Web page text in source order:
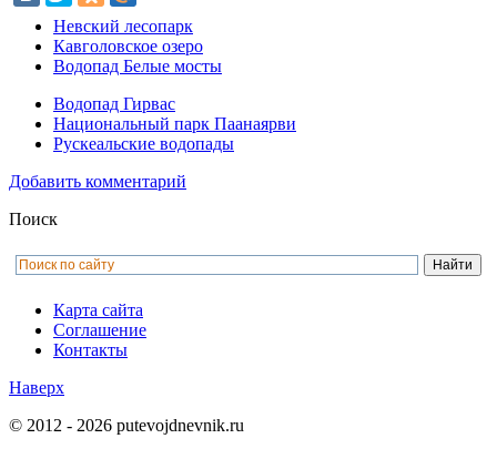
Невский лесопарк
Кавголовское озеро
Водопад Белые мосты
Водопад Гирвас
Национальный парк Паанаярви
Рускеальские водопады
Добавить комментарий
Поиск
Карта сайта
Соглашение
Контакты
Наверх
© 2012 - 2026 putevojdnevnik.ru